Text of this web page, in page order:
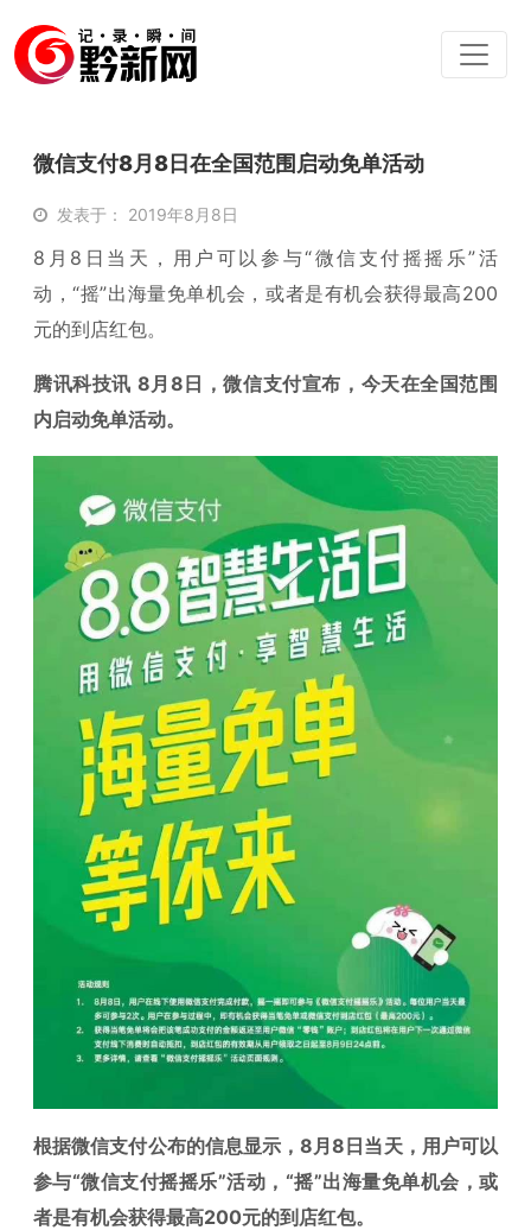
微信支付8月8日在全国范围启动免单活动
发表于： 2019年8月8日
8月8日当天，用户可以参与“微信支付摇摇乐”活
动，“摇”出海量免单机会，或者是有机会获得最高200
元的到店红包。
腾讯科技讯 8月8日，微信支付宣布，今天在全国范围
内启动免单活动。
根据微信支付公布的信息显示，8月8日当天，用户可以
参与“微信支付摇摇乐”活动，“摇”出海量免单机会，或
者是有机会获得最高200元的到店红包。